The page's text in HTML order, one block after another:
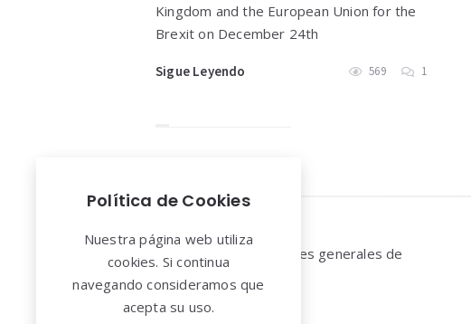
Kingdom and the European Union for the
Brexit on December 24th
Sigue Leyendo 569 1
Widgets
Aviso legal y Condiciones generales de
Política de Cookies
Nuestra página web utiliza
cookies. Si continua
navegando consideramos que
acepta su uso.